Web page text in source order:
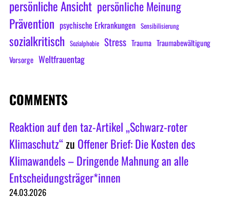
persönliche Ansicht persönliche Meinung
Prävention psychische Erkrankungen Sensibilisierung
sozialkritisch Sozialphobie Stress Trauma Traumabewältigung
Vorsorge Weltfrauentag
COMMENTS
Reaktion auf den taz-Artikel „Schwarz-roter
Klimaschutz“zu Offener Brief: Die Kosten des
Klimawandels – Dringende Mahnung an alle
Entscheidungsträger*innen
24.03.2026